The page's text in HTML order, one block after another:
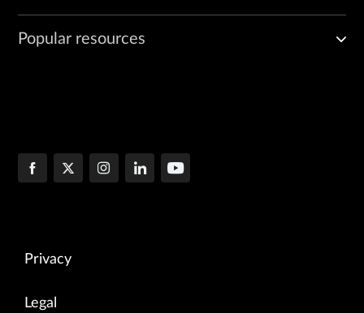
Popular resources
Privacy
Legal